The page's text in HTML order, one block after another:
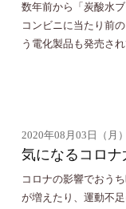
数年前から「炭酸水
コンビニに当たり前
う電化製品も発売さ
2020年08月03日（月）
気になるコロナ
コロナの影響でおう
が増えたり、運動不